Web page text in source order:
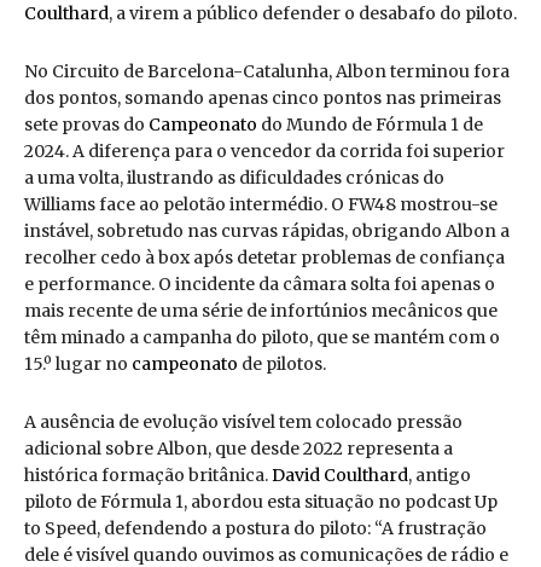
Coulthard, a virem a público defender o desabafo do piloto.
No Circuito de Barcelona-Catalunha, Albon terminou fora
dos pontos, somando apenas cinco pontos nas primeiras
sete provas do Campeonato do Mundo de Fórmula 1 de
2024. A diferença para o vencedor da corrida foi superior
a uma volta, ilustrando as dificuldades crónicas do
Williams face ao pelotão intermédio. O FW48 mostrou-se
instável, sobretudo nas curvas rápidas, obrigando Albon a
recolher cedo à box após detetar problemas de confiança
e performance. O incidente da câmara solta foi apenas o
mais recente de uma série de infortúnios mecânicos que
têm minado a campanha do piloto, que se mantém com o
15.º lugar no campeonato de pilotos.
A ausência de evolução visível tem colocado pressão
adicional sobre Albon, que desde 2022 representa a
histórica formação britânica.David Coulthard, antigo
piloto de Fórmula 1, abordou esta situação no podcast Up
to Speed, defendendo a postura do piloto: “A frustração
dele é visível quando ouvimos as comunicações de rádio e